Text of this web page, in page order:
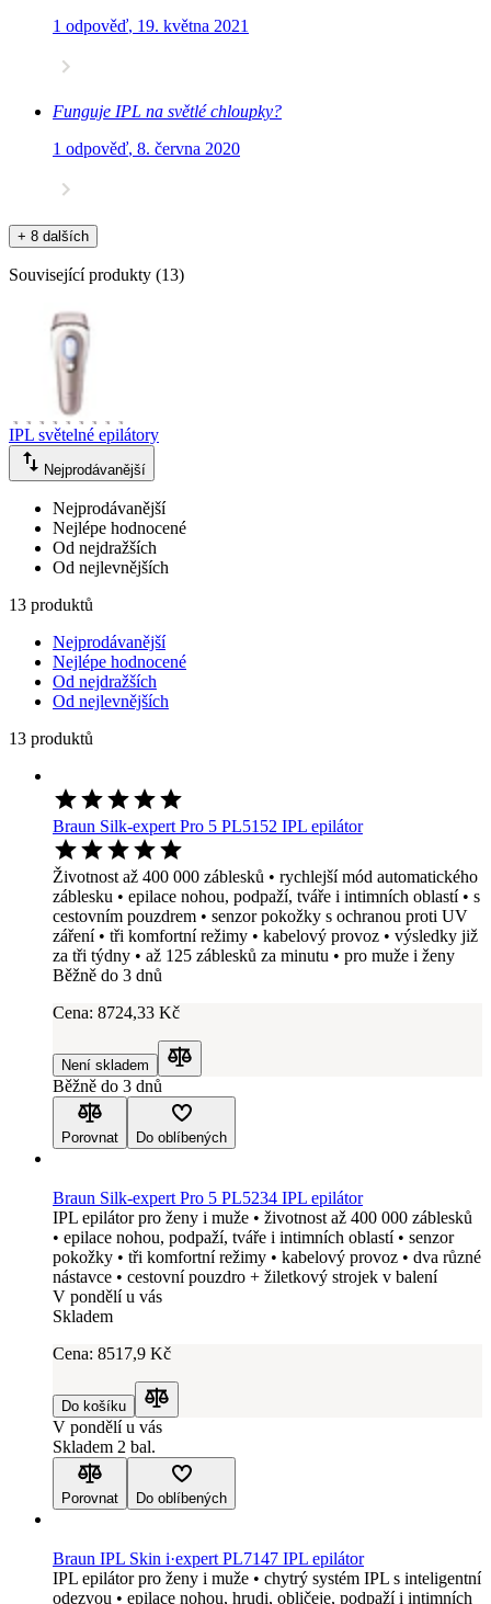
1 odpověď, 19. května 2021
Funguje IPL na světlé chloupky?
1 odpověď, 8. června 2020
+ 8 dalších
Související produkty (13)
IPL světelné epilátory
Nejprodávanější
Nejprodávanější
Nejlépe hodnocené
Od nejdražších
Od nejlevnějších
13 produktů
Nejprodávanější
Nejlépe hodnocené
Od nejdražších
Od nejlevnějších
13 produktů
Braun Silk-expert Pro 5 PL5152 IPL epilátor
Životnost až 400 000 záblesků • rychlejší mód automatického
záblesku • epilace nohou, podpaží, tváře i intimních oblastí • s
cestovním pouzdrem • senzor pokožky s ochranou proti UV
záření • tři komfortní režimy • kabelový provoz • výsledky již
za tři týdny • až 125 záblesků za minutu • pro muže i ženy
Běžně do 3 dnů
Cena: 8724,33 Kč
Není skladem
Porovnat
Běžně do 3 dnů
Porovnat Do oblíbených
Braun Silk-expert Pro 5 PL5234 IPL epilátor
IPL epilátor pro ženy i muže • životnost až 400 000 záblesků
• epilace nohou, podpaží, tváře i intimních oblastí • senzor
pokožky • tři komfortní režimy • kabelový provoz • dva různé
nástavce • cestovní pouzdro + žiletkový strojek v balení
V pondělí u vás
Skladem
Cena: 8517,9 Kč
Do košíku
Porovnat
V pondělí u vás
Skladem 2 bal.
Porovnat Do oblíbených
Braun IPL Skin i·expert PL7147 IPL epilátor
IPL epilátor pro ženy i muže • chytrý systém IPL s inteligentní
odezvou • epilace nohou, hrudi, obličeje, podpaží i intimních